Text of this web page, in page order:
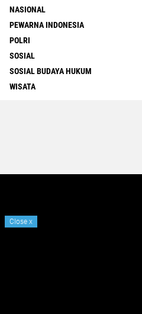
NASIONAL
PEWARNA INDONESIA
POLRI
SOSIAL
SOSIAL BUDAYA HUKUM
WISATA
Close x